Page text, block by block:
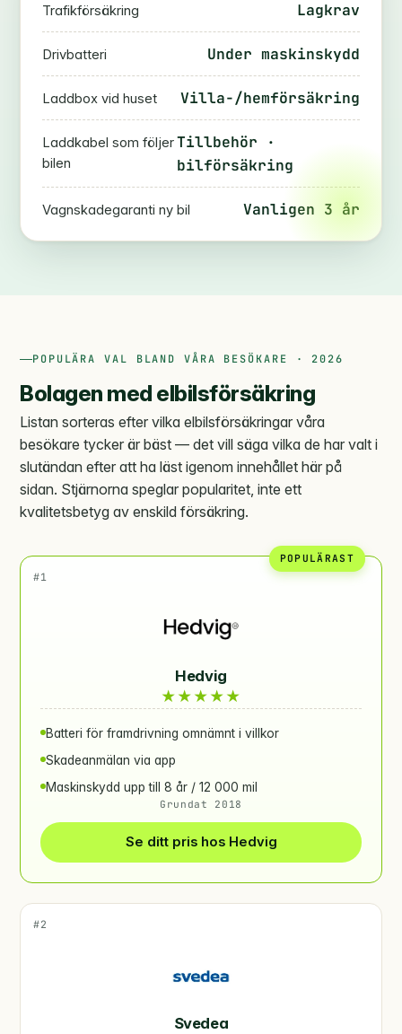
Trafikförsäkring Lagkrav
Drivbatteri Under maskinskydd
Laddbox vid huset Villa-/hemförsäkring
Laddkabel som följer
bilen
Tillbehör ·
bilförsäkring
Vagnskadegaranti ny bil Vanligen 3 år
POPULÄRA VAL BLAND VÅRA BESÖKARE · 2026
Bolagen med elbilsförsäkring
Listan sorteras efter vilka elbilsförsäkringar våra
besökare tycker är bäst — det vill säga vilka de har valt i
slutändan efter att ha läst igenom innehållet här på
sidan. Stjärnorna speglar popularitet, inte ett
kvalitetsbetyg av enskild försäkring.
#1
POPULÄRAST
Hedvig
★★★★★
Batteri för framdrivning omnämnt i villkor
Skadeanmälan via app
Maskinskydd upp till 8 år / 12 000 mil
Grundat 2018
Se ditt pris hos Hedvig
#2
Svedea